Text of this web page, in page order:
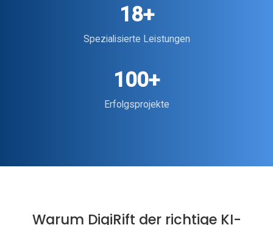
18+
Spezialisierte Leistungen
100+
Erfolgsprojekte
Warum DigiRift der richtige KI-